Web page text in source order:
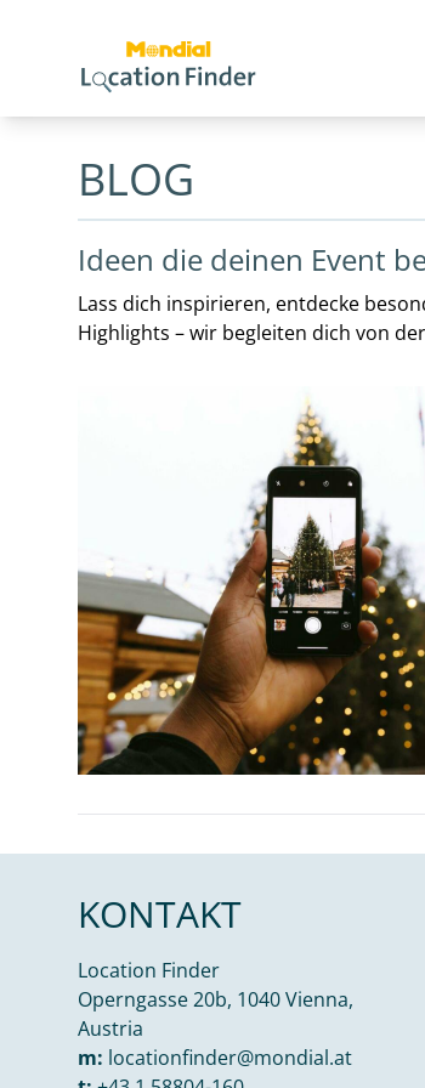
BLOG
Ideen die deinen Event
Lass dich inspirieren, entdecke
Highlights – wir begleiten dich von
KONTAKT
Location Finder
Operngasse 20b, 1040 Vienna,
Austria
m: locationfinder@mondial.at